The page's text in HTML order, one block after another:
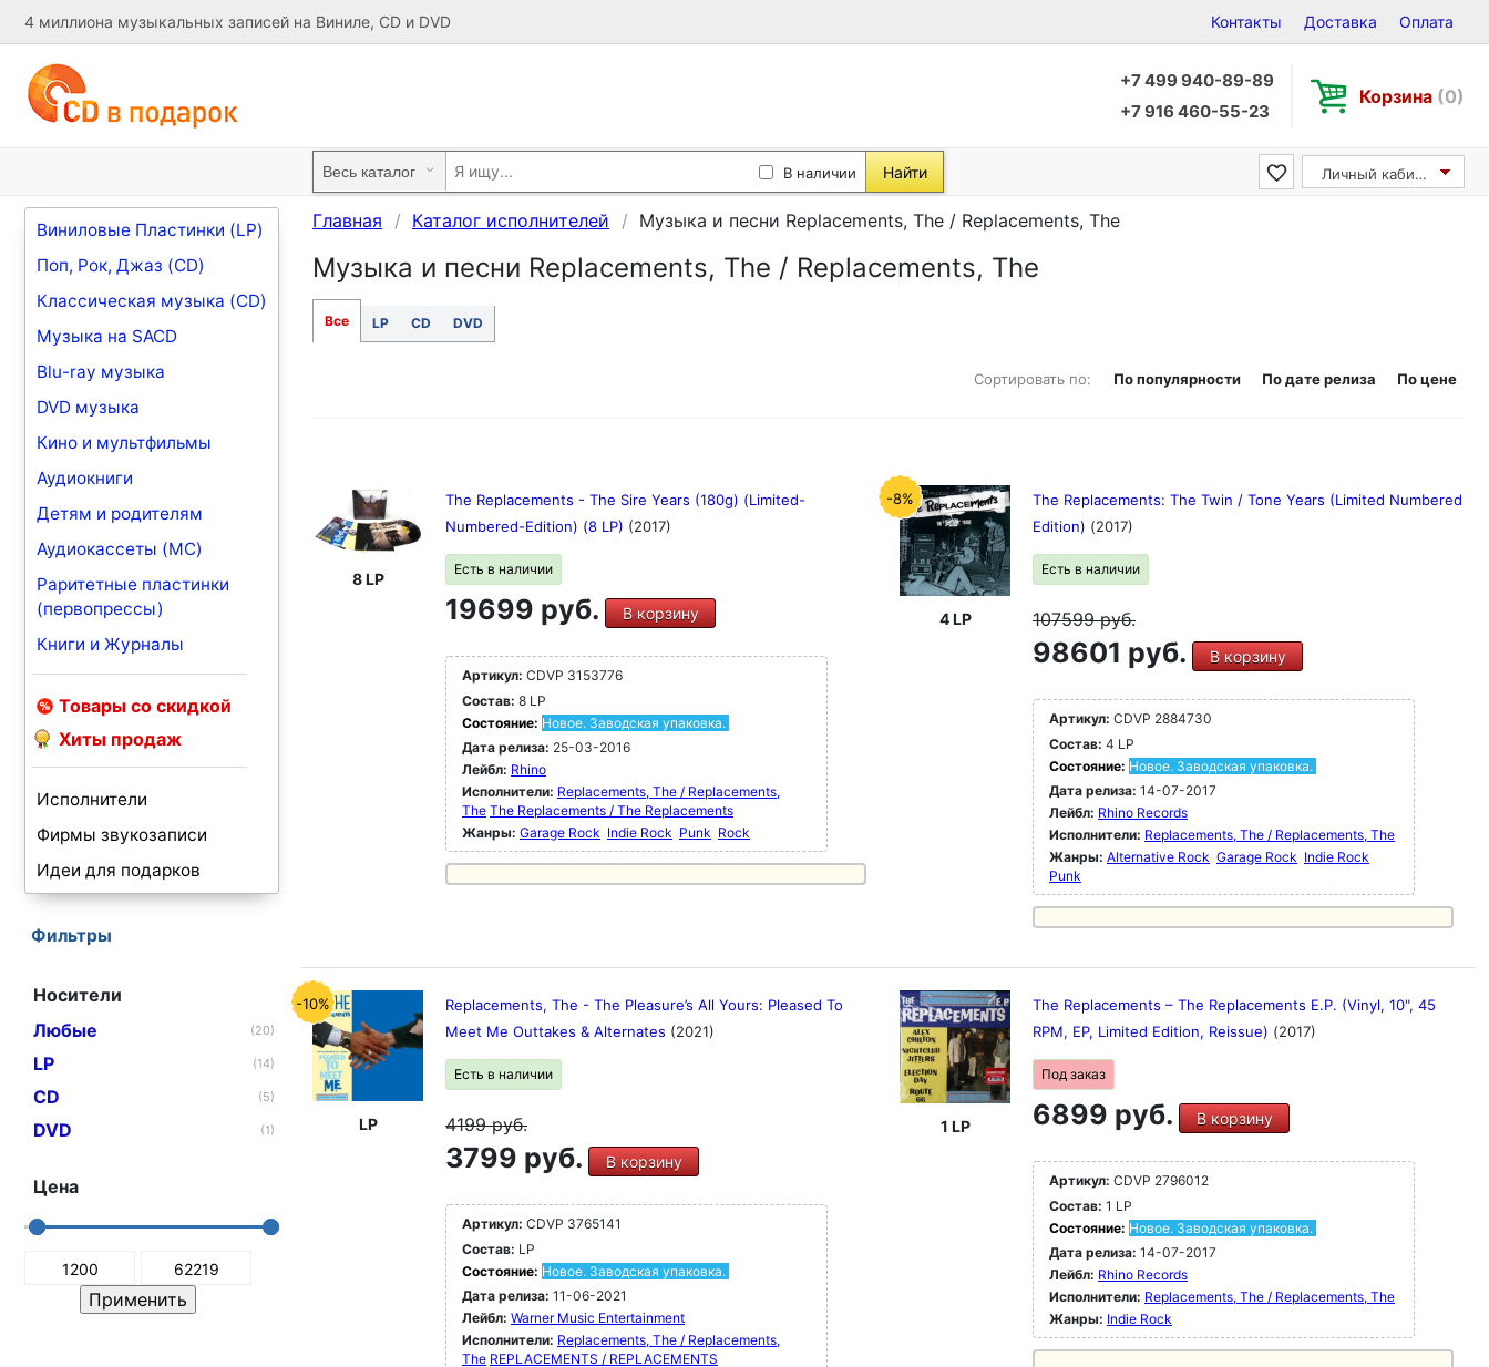
4 миллиона музыкальных записей на Виниле, CD и DVD Контакты Доставка Оплата
+7 499 940-89-89
+7 916 460-55-23
Корзина (0)
В наличии Найти Личный кабинет
Виниловые Пластинки (LP)
Поп, Рок, Джаз (CD)
Классическая музыка (CD)
Музыка на SACD
Blu-ray музыка
DVD музыка
Кино и мультфильмы
Аудиокниги
Детям и родителям
Аудиокассеты (MC)
Раритетные пластинки
(первопрессы)
Книги и Журналы
Товары со скидкой
Хиты продаж
Исполнители
Фирмы звукозаписи
Идеи для подарков
Фильтры
Носители
Любые
(20)
LP (14)
CD (5)
DVD (1)
Цена
Главная Каталог исполнителей Музыка и песни Replacements, The / Replacements, The
Музыка и песни Replacements, The / Replacements, The
Все LP CD DVD
Сортировать по: По популярности По дате релиза По цене
8 LP
The Replacements - The Sire Years (180g) (Limited-
Numbered-Edition) (8 LP) (2017)
Есть в наличии
19699 руб. В корзину
Артикул: CDVP 3153776
Состав: 8 LP
Состояние: Новое. Заводская упаковка.
Дата релиза: 25-03-2016
Лейбл: Rhino
Исполнители: Replacements, The / Replacements,
The The Replacements / The Replacements
Жанры: Garage Rock Indie Rock Punk Rock
-8%
4 LP
The Replacements: The Twin / Tone Years (Limited Numbered
Edition) (2017)
Есть в наличии
107599руб.
98601 руб. В корзину
Артикул: CDVP 2884730
Состав: 4 LP
Состояние: Новое. Заводская упаковка.
Дата релиза: 14-07-2017
Лейбл: Rhino Records
Исполнители: Replacements, The / Replacements, The
Жанры: Alternative Rock Garage Rock Indie Rock
Punk
-10%
LP
Replacements, The - The Pleasure’s All Yours: Pleased To
Meet Me Outtakes & Alternates (2021)
Есть в наличии
4199руб.
3799 руб. В корзину
Артикул: CDVP 3765141
Состав: LP
Состояние: Новое. Заводская упаковка.
Дата релиза: 11-06-2021
Лейбл: Warner Music Entertainment
Исполнители: Replacements, The / Replacements,
The REPLACEMENTS / REPLACEMENTS
1 LP
The Replacements – The Replacements E.P. (Vinyl, 10", 45
RPM, EP, Limited Edition, Reissue) (2017)
Под заказ
6899 руб. В корзину
Артикул: CDVP 2796012
Состав: 1 LP
Состояние: Новое. Заводская упаковка.
Дата релиза: 14-07-2017
Лейбл: Rhino Records
Исполнители: Replacements, The / Replacements, The
Жанры: Indie Rock